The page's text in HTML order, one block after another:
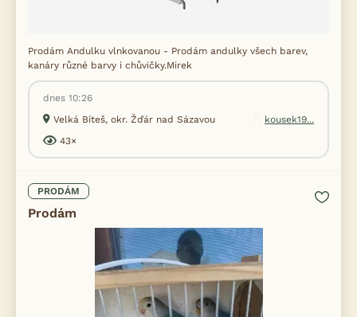
Prodám Andulku vlnkovanou - Prodám andulky všech barev,
kanáry různé barvy i chůvičky.Mirek
dnes 10:26
Velká Bíteš, okr. Žďár nad Sázavou
kousek19...
43×
PRODÁM
Prodám